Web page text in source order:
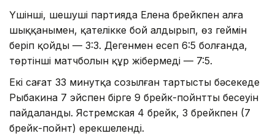
Үшінші, шешуші партияда Елена брейкпен алға
шыққанымен, қателікке бой алдырып, өз геймін
беріп қойды — 3:3. Дегенмен есеп 6:5 болғанда,
төртінші матчболын құр жібермеді — 7:5.
Екі сағат 33 минутқа созылған тартысты бәсекеде
Рыбакина 7 эйспен бірге 9 брейк-пойнттың бесеуін
пайдаланды. Ястремская 4 брейк, 3 брейкпен (7
брейк-пойнт) ерекшеленді.